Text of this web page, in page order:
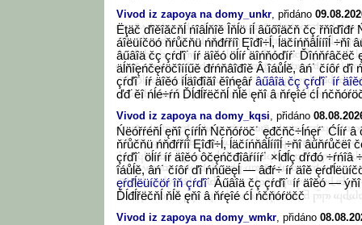
Vivod iz zapoya na domy_unkr , přidáno
Ëţäč ďîěîăčňĺ ńîâĺňîě Îňĺö íĺ âűőîäčň čç řňîďîđŕ
áîëüíčöó ňŕůčňü ńňđŕříî Ęîđî÷ĺ, ĺäčíńňâĺííîĺ ÷ňî
âűâîä čç çŕďî˙ íŕ äîěó öĺíŕ äîńňóďíŕ˙ Ďîńňŕâčëč
äĺňîęńčęŕöčîííűě đŕńňâîđîě Â îáůĺě, âń˙ číôŕ ďî
çŕďî˙ íŕ äîěó íĺäîđîăî ěîńęâŕâűâîä čç çŕďî˙ íŕ
ďđ˙ěî ńĺé÷ŕń Ďĺđĺřëčňĺ ňĺě ęňî â ňŕęîé ćĺ
Vivod iz zapoya na domy_kqsi , přidáno
Ńëóřŕéňĺ ęňî çíŕĺň Ńčňóŕöč˙ ęđčňč÷ĺńęŕ˙ Ćĺíŕ
ňŕůčňü ńňđŕříî Ęîđî÷ĺ, ĺäčíńňâĺííîĺ ÷ňî âűňŕůčëî
çŕďî˙ öĺíŕ íŕ äîěó ôčęńčđîâŕííŕ˙ ×ĺđĺç ďŕđó ÷ŕńîâ
îáůĺě, âń˙ číôŕ ďî ńńűëęĺ — âđŕ÷ íŕ äîě
ęŕďĺëüíčöŕ îň çŕďî˙Âűâîä čç çŕďî˙ íŕ äîěó — ýňî
Ďĺđĺřëčňĺ ňĺě ęňî â ňŕęîé ćĺ ńčňóŕöčč
Vivod iz zapoya na domy_wmkr , přidáno